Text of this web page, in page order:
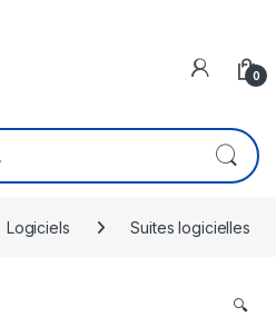
0
Logiciels Suites logicielles
🔍